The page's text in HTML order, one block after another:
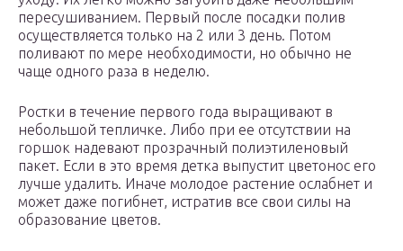
пересушиванием. Первый после посадки полив
осуществляется только на 2 или 3 день. Потом
поливают по мере необходимости, но обычно не
чаще одного раза в неделю.
Ростки в течение первого года выращивают в
небольшой тепличке. Либо при ее отсутствии на
горшок надевают прозрачный полиэтиленовый
пакет. Если в это время детка выпустит цветонос его
лучше удалить. Иначе молодое растение ослабнет и
может даже погибнет, истратив все свои силы на
образование цветов.